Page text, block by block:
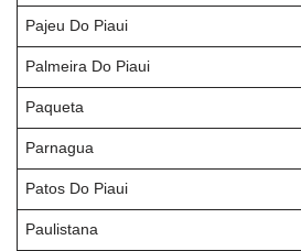
Pajeu Do Piaui
Palmeira Do Piaui
Paqueta
Parnagua
Patos Do Piaui
Paulistana